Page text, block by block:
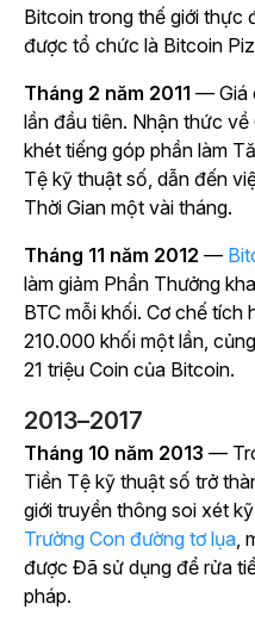
Bitcoin trong thế giới thực
được tổ chức là Bitcoin
Tháng 2 năm 2011 — Giá
lần đầu tiên. Nhận thức
khét tiếng góp phần làm
Tệ kỹ thuật số, dẫn đến
Thời Gian một vài tháng.
Tháng 11 năm 2012 —
làm giảm Phần Thưởng
BTC mỗi khối. Cơ chế tích
210.000 khối một lần,
21 triệu Coin của Bitcoin.
2013–2017
Tháng 10 năm 2013 —
Tiền Tệ kỹ thuật số trở
giới truyền thông soi xét
Trường Con đường tơ lụa,
được Đã sử dụng để rửa
pháp.